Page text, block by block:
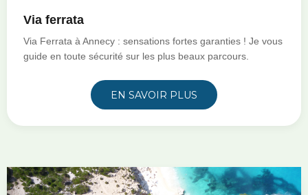
Via ferrata
Via Ferrata à Annecy : sensations fortes garanties ! Je vous
guide en toute sécurité sur les plus beaux parcours.
EN SAVOIR PLUS